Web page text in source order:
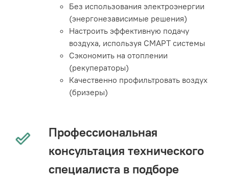
Без использования электроэнергии
(энергонезависимые решения)
Настроить эффективную подачу
воздуха, используя СМАРТ системы
Сэкономить на отоплении
(рекуператоры)
Качественно профильтровать воздух
(бризеры)
Профессиональная
консультация технического
специалиста в подборе